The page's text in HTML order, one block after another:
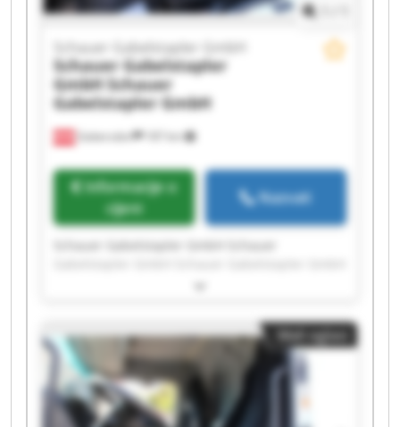
Gabersdorf 187 km
Schauer Gabelstapler GmbH
Schauer Gabelstapler
GmbH Schauer
Gabelstapler GmbH
Informacije o
cijeni
Nazvati
Schauer Gabelstapler GmbH Schauer
Schauer Gabelstapler GmbH Schauer
Schauer Gabelstapler GmbH Schauer
Gabelstapler GmbH Schauer Gabelstapler GmbH
Schauer Gabelstapler GmbH Schauer
Gabelstapler GmbH Schauer Gabelstapler GmbH
Schauer Gabelstapler GmbH Schauer
Gabelstapler GmbH Schauer Gabelstapler GmbH
Mali oglasi